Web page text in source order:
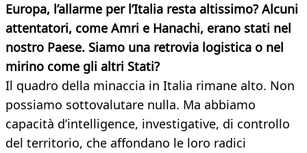
Europa, l’allarme per l’Italia resta altissimo? Alcuni
attentatori, come Amri e Hanachi, erano stati nel
nostro Paese. Siamo una retrovia logistica o nel
mirino come gli altri Stati?
Il quadro della minaccia in Italia rimane alto. Non
possiamo sottovalutare nulla. Ma abbiamo
capacità d’intelligence, investigative, di controllo
del territorio, che affondano le loro radici